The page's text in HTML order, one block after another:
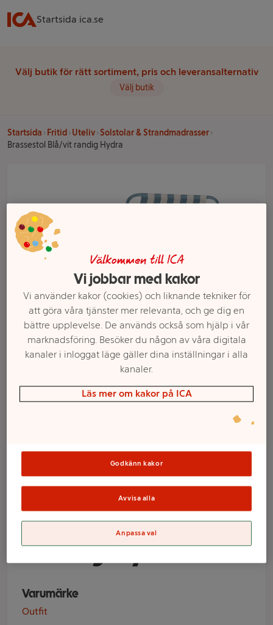
Startsida ica.se
Välj butik för rätt sortiment, pris och leveransalternativ
Välj butik
Startsida Fritid Uteliv Solstolar & Strandmadrasser
Brassestol Blå/vit randig Hydra
Brassestol Blå/vit
randig Hydra
Varumärke
Outfit
Sortimentet kan variera mellan butikerna
Välkommen till ICA
Vi jobbar med kakor
Vi använder kakor (cookies) och liknande tekniker för
att göra våra tjänster mer relevanta, och ge dig en
bättre upplevelse. De används också som hjälp i vår
marknadsföring. Besöker du någon av våra digitala
kanaler i inloggat läge gäller dina inställningar i alla
kanaler.
Läs mer om kakor på ICA
Godkänn kakor
Avvisa alla
Anpassa val